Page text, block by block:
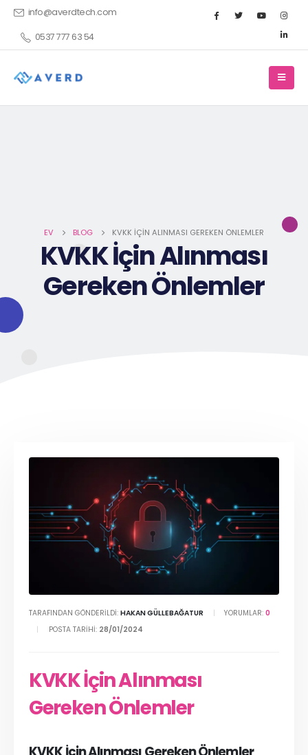
info@averdtech.com
0537 777 63 54
EV BLOG KVKK İÇIN ALINMASI GEREKEN ÖNLEMLER
KVKK İçin Alınması
Gereken Önlemler
TARAFINDAN GÖNDERILDI:HAKAN GÜLLEBAĞATUR YORUMLAR: 0
POSTA TARIHI: 28/01/2024
KVKK İçin Alınması
Gereken Önlemler